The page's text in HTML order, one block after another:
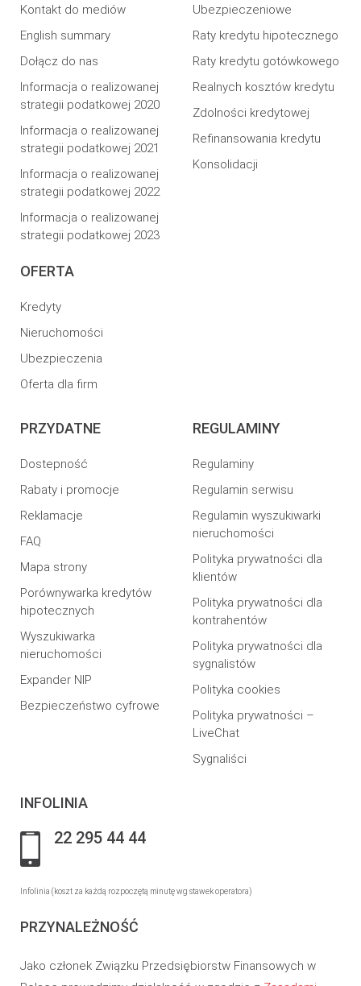
Kontakt do mediów
English summary
Dołącz do nas
Informacja o realizowanej
strategii podatkowej 2020
Informacja o realizowanej
strategii podatkowej 2021
Informacja o realizowanej
strategii podatkowej 2022
Informacja o realizowanej
strategii podatkowej 2023
OFERTA
Kredyty
Nieruchomości
Ubezpieczenia
Oferta dla firm
Ubezpieczeniowe
Raty kredytu hipotecznego
Raty kredytu gotówkowego
Realnych kosztów kredytu
Zdolności kredytowej
Refinansowania kredytu
Konsolidacji
PRZYDATNE
Dostepność
Rabaty i promocje
Reklamacje
FAQ
Mapa strony
Porównywarka kredytów
hipotecznych
Wyszukiwarka
nieruchomości
Expander NIP
Bezpieczeństwo cyfrowe
REGULAMINY
Regulaminy
Regulamin serwisu
Regulamin wyszukiwarki
nieruchomości
Polityka prywatności dla
klientów
Polityka prywatności dla
kontrahentów
Polityka prywatności dla
sygnalistów
Polityka cookies
Polityka prywatności –
LiveChat
Sygnaliści
INFOLINIA
22 295 44 44
Infolinia (koszt za każdą rozpoczętą minutę wg stawek operatora)
PRZYNALEŻNOŚĆ
Jako członek Związku Przedsiębiorstw Finansowych w